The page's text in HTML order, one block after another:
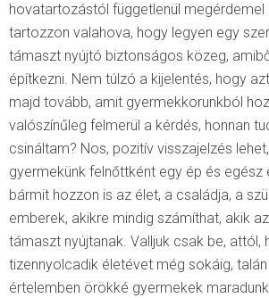
hovatartozástól függetlenül megérdemel
tartozzon valahova, hogy legyen egy
támaszt nyújtó biztonságos közeg,
építkezni. Nem túlzó a kijelentés, hogy
majd tovább, amit gyermekkorunkból
valószínűleg felmerül a kérdés, honnan
csináltam? Nos, pozitív visszajelzés
gyermekünk felnőttként egy ép és egész
bármit hozzon is az élet, a családja, a
emberek, akikre mindig számíthat, akik
támaszt nyújtanak. Valljuk csak be,
tizennyolcadik életévet még sokáig,
értelemben örökké gyermekek